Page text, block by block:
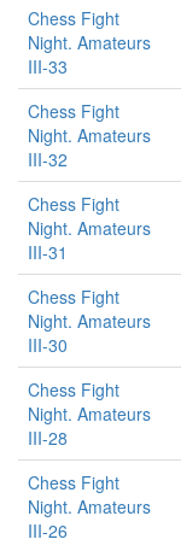
Chess Fight
Night. Amateurs
III-33
Chess Fight
Night. Amateurs
III-32
Chess Fight
Night. Amateurs
III-31
Chess Fight
Night. Amateurs
III-30
Chess Fight
Night. Amateurs
III-28
Chess Fight
Night. Amateurs
III-26